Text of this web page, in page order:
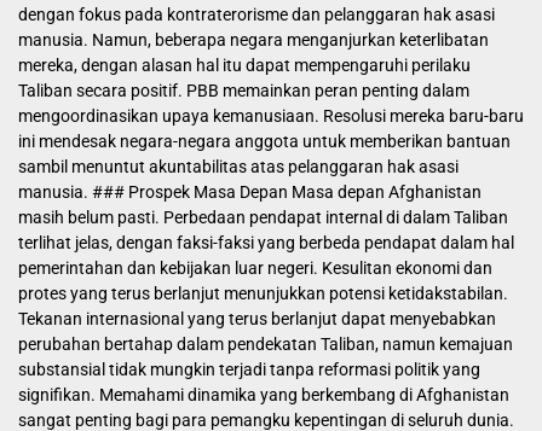
dengan fokus pada kontraterorisme dan pelanggaran hak asasi
manusia. Namun, beberapa negara menganjurkan keterlibatan
mereka, dengan alasan hal itu dapat mempengaruhi perilaku
Taliban secara positif. PBB memainkan peran penting dalam
mengoordinasikan upaya kemanusiaan. Resolusi mereka baru-baru
ini mendesak negara-negara anggota untuk memberikan bantuan
sambil menuntut akuntabilitas atas pelanggaran hak asasi
manusia. ### Prospek Masa Depan Masa depan Afghanistan
masih belum pasti. Perbedaan pendapat internal di dalam Taliban
terlihat jelas, dengan faksi-faksi yang berbeda pendapat dalam hal
pemerintahan dan kebijakan luar negeri. Kesulitan ekonomi dan
protes yang terus berlanjut menunjukkan potensi ketidakstabilan.
Tekanan internasional yang terus berlanjut dapat menyebabkan
perubahan bertahap dalam pendekatan Taliban, namun kemajuan
substansial tidak mungkin terjadi tanpa reformasi politik yang
signifikan. Memahami dinamika yang berkembang di Afghanistan
sangat penting bagi para pemangku kepentingan di seluruh dunia.